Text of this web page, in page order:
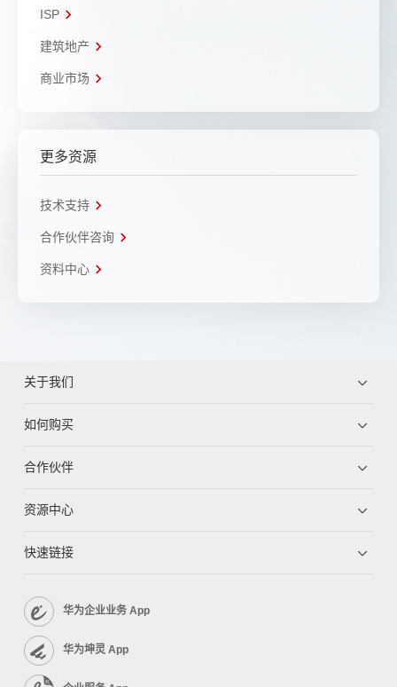
ISP
建筑地产
商业市场
更多资源
技术支持
合作伙伴咨询
资料中心
关于我们
如何购买
合作伙伴
资源中心
快速链接
华为企业业务 App
华为坤灵 App